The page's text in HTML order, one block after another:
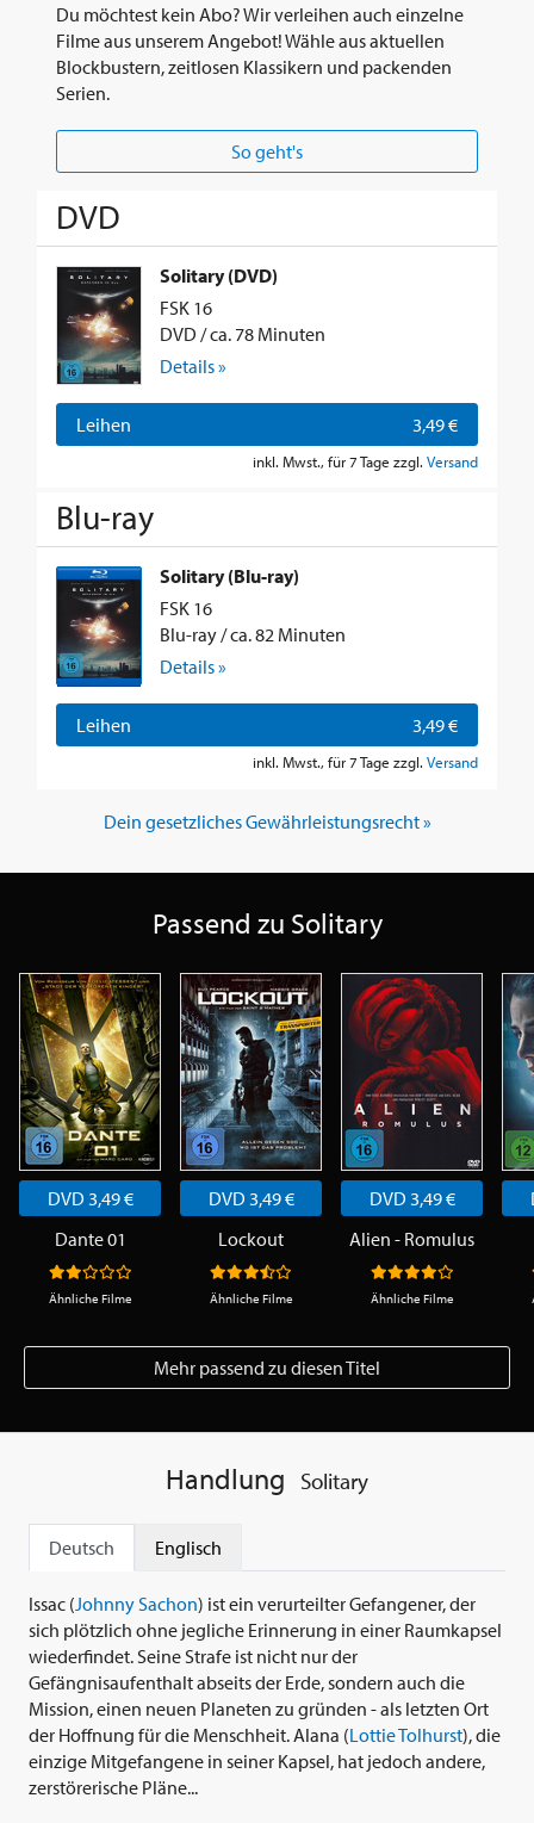
Du möchtest kein Abo? Wir verleihen auch einzelne
Filme aus unserem Angebot! Wähle aus aktuellen
Blockbustern, zeitlosen Klassikern und packenden
Serien.
So geht's
DVD
Solitary (DVD)
FSK 16
DVD / ca. 78 Minuten
Details »
Leihen 3,49 €
inkl. Mwst., für 7 Tage zzgl. Versand
Blu-ray
Solitary (Blu-ray)
FSK 16
Blu-ray / ca. 82 Minuten
Details »
Leihen 3,49 €
inkl. Mwst., für 7 Tage zzgl. Versand
Dein gesetzliches Gewährleistungsrecht »
Passend zu Solitary
DVD 3,49 €
Dante 01
Ähnliche Filme
DVD 3,49 €
Lockout
Ähnliche Filme
DVD 3,49 €
Alien - Romulus
Ähnliche Filme
Mehr passend zu diesen Titel
Handlung Solitary
Deutsch Englisch
Issac (Johnny Sachon) ist ein verurteilter Gefangener, der
sich plötzlich ohne jegliche Erinnerung in einer Raumkapsel
wiederfindet. Seine Strafe ist nicht nur der
Gefängnisaufenthalt abseits der Erde, sondern auch die
Mission, einen neuen Planeten zu gründen - als letzten Ort
der Hoffnung für die Menschheit. Alana (Lottie Tolhurst), die
einzige Mitgefangene in seiner Kapsel, hat jedoch andere,
zerstörerische Pläne...